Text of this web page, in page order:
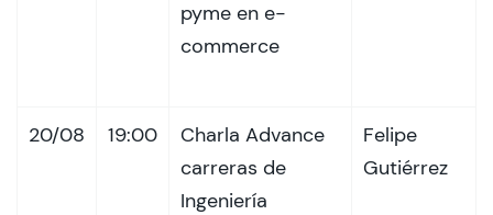
pyme en e-
commerce
20/08 19:00
Charla Advance
carreras de
Ingeniería
Felipe
Gutiérrez